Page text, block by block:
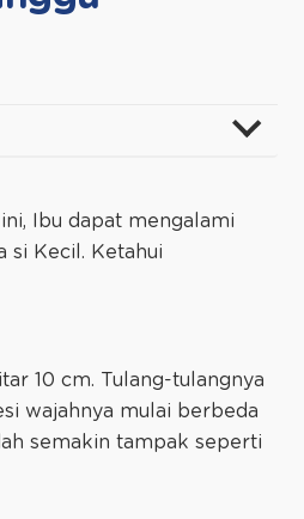
Ibu dapat mengalami
si Kecil. Ketahui
10 cm. Tulang-tulangnya
wajahnya mulai berbeda
semakin tampak seperti